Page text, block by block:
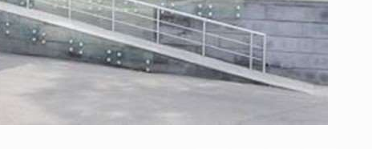
11
ზურაბ აზარაშვილი:
„სოციალურად დაუცველთა
დასაქმების პროგრამაში,…
ᲡᲐᲖᲝᲒᲐᲓᲝᲔᲑᲐ 13/05/2022
აბაშის მუნიციპალიტეტი